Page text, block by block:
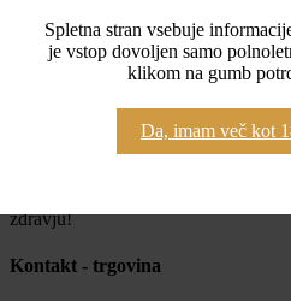
Spletna stran vsebuje
je vstop dovoljen samo
klikom na gumb
Da, imam več kot
100% varen nakup preko spletne
Brezplačna dostava pri nakupu nad
Imate dodatna vprašanja o tem
zdravju!
Kontakt - trgovina